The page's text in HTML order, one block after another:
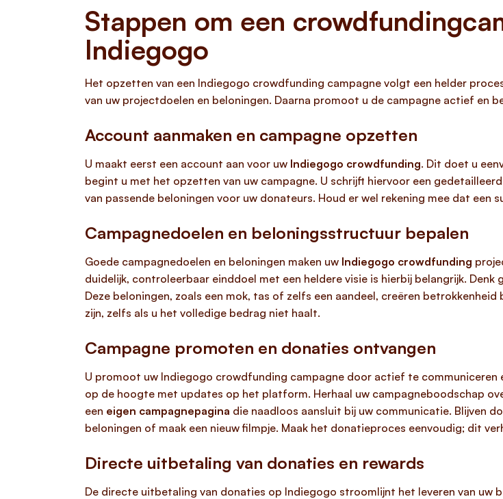
Stappen om een
Indiegogo
Het opzetten van een Indiegogo crowdfunding campagne volgt een helder
van uw projectdoelen en beloningen. Daarna promoot u de campagne actief en
Account aanmaken en campagne opzetten
U maakt eerst een account aan voor uw Indiegogo crowdfunding. Dit doet u
begint u met het opzetten van uw campagne. U schrijft hiervoor een
van passende beloningen voor uw donateurs. Houd er wel rekening mee dat
Campagnedoelen en beloningsstructuur bepalen
Goede campagnedoelen en beloningen maken uw Indiegogo crowdfunding
duidelijk, controleerbaar einddoel met een heldere visie is hierbij belangrijk.
Deze beloningen, zoals een mok, tas of zelfs een aandeel, creëren
zijn, zelfs als u het volledige bedrag niet haalt.
Campagne promoten en donaties ontvangen
U promoot uw Indiegogo crowdfunding campagne door actief te
op de hoogte met updates op het platform. Herhaal uw campagneboodschap
een eigen campagnepagina die naadloos aansluit bij uw communicatie. Blijven
beloningen of maak een nieuw filmpje. Maak het donatieproces eenvoudig; dit
Directe uitbetaling van donaties en rewards
De directe uitbetaling van donaties op Indiegogo stroomlijnt het leveren van uw